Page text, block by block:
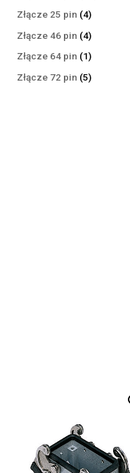
Złącze 25 pin 44
produkty
Złącze 46 pin 44
produkty
Złącze 64 pin 11
produkt
Złącze 72 pin 55